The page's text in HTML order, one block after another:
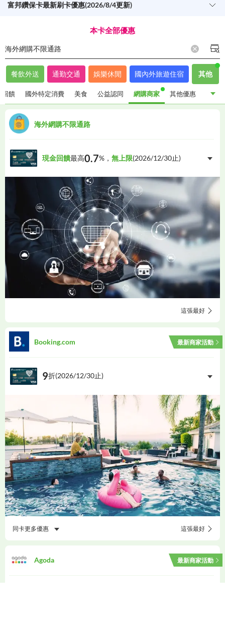
富邦鑽保卡最新刷卡優惠(2026/8/4更新)
本卡全部優惠
海外網購不限通路
餐飲外送 通勤交通 娛樂休閒 國內外旅遊住宿 其他
指定通路現金回饋
網購商家
回饋 國外特定消費 美食 公益認同 網購商家 其他優惠
海外網購不限通路
現金回饋最高0.7%， 無上限(2026/12/30止)
這張最好
Booking.com 最新商家活動
9折(2026/12/30止)
同卡更多優惠 這張最好
Agoda 最新商家活動